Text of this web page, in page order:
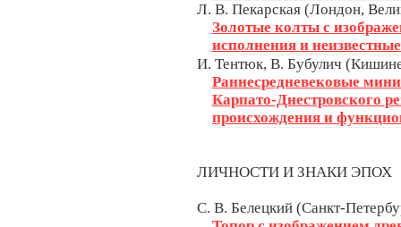
Л. В. Пекарская (Лондон,
Золотые колты с
исполнения и
И. Тентюк, В. Бубулич
Раннесредневековые
Карпато-Днестровского
происхождения и
ЛИЧНОСТИ И ЗНАКИ ЭПОХ
С. В. Белецкий (Санкт-